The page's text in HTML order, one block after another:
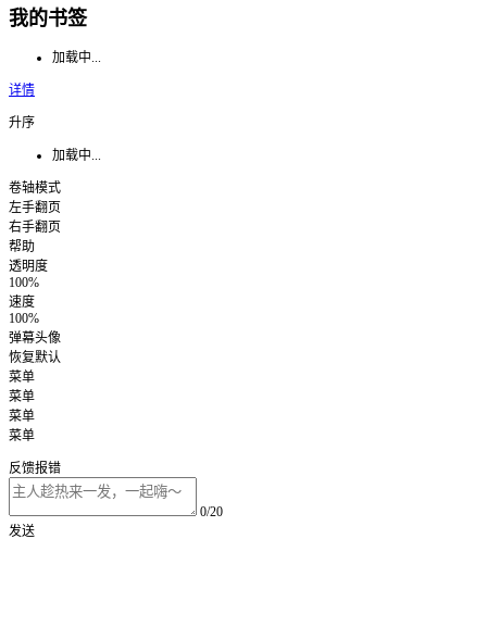
我的书签
加载中...
详情
升序
加载中...
卷轴模式
左手翻页
右手翻页
帮助
透明度
100%
速度
100%
弹幕头像
恢复默认
菜单
菜单
菜单
菜单
反馈报错
0/20
发送